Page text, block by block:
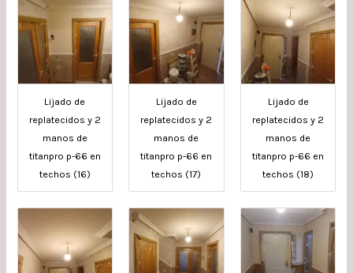
Lijado de
replatecidos y 2
manos de
titanpro p-66 en
techos (16)
Lijado de
replatecidos y 2
manos de
titanpro p-66 en
techos (17)
Lijado de
replatecidos y 2
manos de
titanpro p-66 en
techos (18)